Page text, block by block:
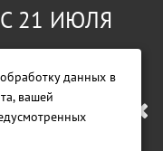
21 ИЮЛЯ
ПО
Tools
данных в
вашей